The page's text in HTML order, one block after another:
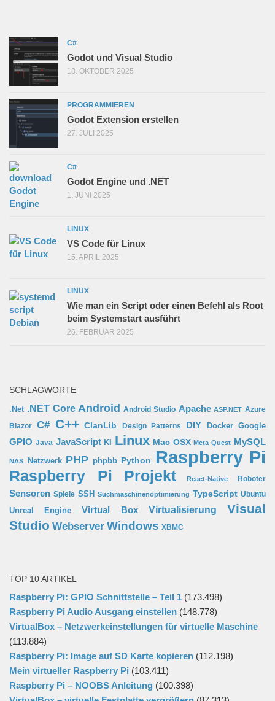
C#
Godot und Visual Studio
18. OKTOBER 2025
PROGRAMMIEREN
Godot Extension erstellen
27. JULI 2025
C#
Godot Engine und .NET
1. JUNI 2025
LINUX
VS Code für Linux
15. APRIL 2025
LINUX
Wie man ein Script oder einen Befehl als Root
beim Systemstart ausführt
26. FEBRUAR 2025
SCHLAGWORTE
.Net .NET Core Android Android Studio Apache ASP.NET Azure
Blazor C# C++ ClanLib Design Patterns DIY Docker Google
GPIO Java JavaScript KI Linux Mac OSX Meta Quest MySQL
NAS Netzwerk PHP phpbb Python Raspberry Pi
Raspberry Pi Projekt React-Native Roboter
Sensoren Spiele SSH Suchmaschinenoptimierung TypeScript Ubuntu
Unreal Engine
Virtual Box Virtualisierung
Visual
Studio Webserver Windows XBMC
TOP 10 ARTIKEL
Raspberry Pi: GPIO Schnittstelle – Teil 1 (173.498)
Raspberry Pi Audio Ausgang einstellen (148.778)
VirtualBox – Netzwerkeinstellungen für virtuelle Maschine
(113.884)
Raspberry Pi: Image auf SD Karte kopieren (112.198)
Mein virtueller Raspberry Pi (103.411)
Raspberry Pi – NOOBS Anleitung (100.398)